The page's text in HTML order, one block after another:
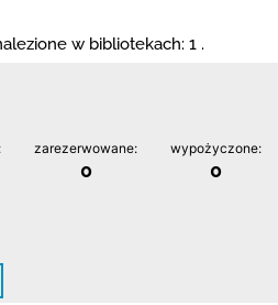
w bibliotekach: 1 .
zarezerwowane:
0
wypożyczone:
0